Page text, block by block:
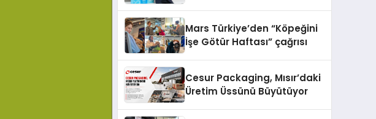
Mars Türkiye’den “Köpeğini
İşe Götür Haftası” çağrısı
Cesur Packaging, Mısır’daki
Üretim Üssünü Büyütüyor